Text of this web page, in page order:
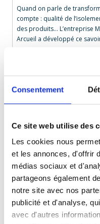
Consentement
Ce site web utilise des
Les cookies nous
et les annonces, d'offrir
médias sociaux et
partageons également
notre site avec nos
publicité et d'analyse,
avec d'autres
Quand on parle de
compte : qualité de
des produits… L’entreprise
Arcueil a développé ce
Lire l’article